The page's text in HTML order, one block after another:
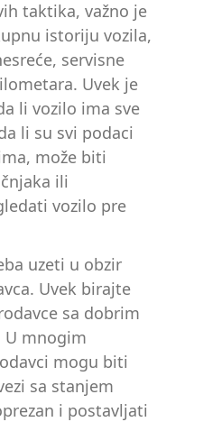
taktika, važno je
istoriju vozila,
servisne
Uvek je
li vozilo ima sve
li su svi podaci
može biti
ili
vozilo pre
uzeti u obzir
Uvek birajte
sa dobrim
U mnogim
mogu biti
sa stanjem
i postavljati